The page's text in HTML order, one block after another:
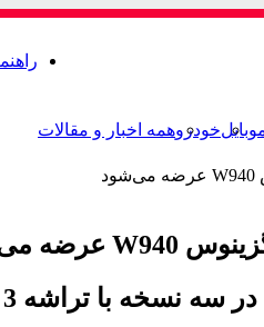
خودروهمه اخبار و مقالات